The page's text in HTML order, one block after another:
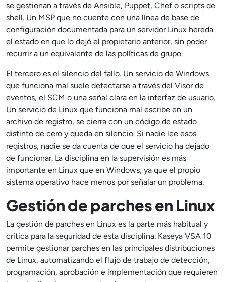
se gestionan a través de Ansible, Puppet, Chef o scripts de
shell. Un MSP que no cuente con una línea de base de
configuración documentada para un servidor Linux hereda
el estado en que lo dejó el propietario anterior, sin poder
recurrir a un equivalente de las políticas de grupo.
El tercero es el silencio del fallo. Un servicio de Windows
que funciona mal suele detectarse a través del Visor de
eventos, el SCM o una señal clara en la interfaz de usuario.
Un servicio de Linux que funciona mal escribe en un
archivo de registro, se cierra con un código de estado
distinto de cero y queda en silencio. Si nadie lee esos
registros, nadie se da cuenta de que el servicio ha dejado
de funcionar. La disciplina en la supervisión es más
importante en Linux que en Windows, ya que el propio
sistema operativo hace menos por señalar un problema.
Gestión de parches en Linux
La gestión de parches en Linux es la parte más habitual y
crítica para la seguridad de esta disciplina. Kaseya VSA 10
permite gestionar parches en las principales distribuciones
de Linux, automatizando el flujo de trabajo de detección,
programación, aprobación e implementación que requieren